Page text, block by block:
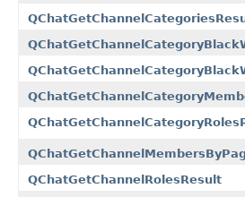
QChatGetChannelRolesResult